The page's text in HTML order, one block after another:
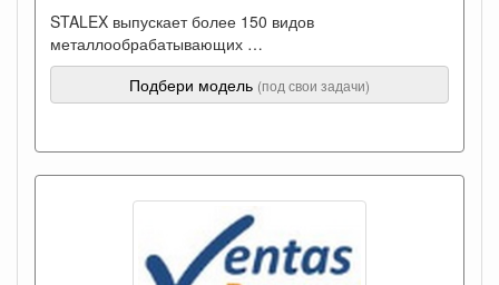
STALEX выпускает более 150 видов
металлообрабатывающих …
Подбери модель (под свои задачи)